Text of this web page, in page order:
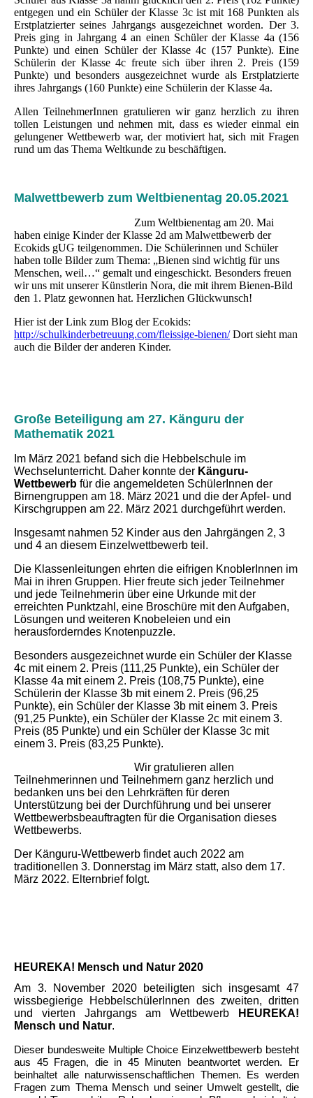
entgegen und ein Schüler der Klasse 3c ist mit 168 Punkten als
Erstplatzierter seines Jahrgangs ausgezeichnet worden. Der 3.
Preis ging in Jahrgang 4 an einen Schüler der Klasse 4a (156
Punkte) und einen Schüler der Klasse 4c (157 Punkte). Eine
Schülerin der Klasse 4c freute sich über ihren 2. Preis (159
Punkte) und besonders ausgezeichnet wurde als Erstplatzierte
ihres Jahrgangs (160 Punkte) eine Schülerin der Klasse 4a.
Allen TeilnehmerInnen gratulieren wir ganz herzlich zu ihren
tollen Leistungen und nehmen mit, dass es wieder einmal ein
gelungener Wettbewerb war, der motiviert hat, sich mit Fragen
rund um das Thema Weltkunde zu beschäftigen.
Malwettbewerb zum Weltbienentag 20.05.2021
Zum Weltbienentag am 20. Mai
haben einige Kinder der Klasse 2d am Malwettbewerb der
Ecokids gUG teilgenommen. Die Schülerinnen und Schüler
haben tolle Bilder zum Thema: „Bienen sind wichtig für uns
Menschen, weil…“ gemalt und eingeschickt. Besonders freuen
wir uns mit unserer Künstlerin Nora, die mit ihrem Bienen-Bild
den 1. Platz gewonnen hat. Herzlichen Glückwunsch!
Hier ist der Link zum Blog der Ecokids:
http://schulkinderbetreuung.com/fleissige-bienen/Dort sieht man
auch die Bilder der anderen Kinder.
Große Beteiligung am 27. Känguru der
Mathematik 2021
Im März 2021 befand sich die Hebbelschule im
Wechselunterricht. Daher konnte der Känguru-
Wettbewerb für die angemeldeten SchülerInnen der
Birnengruppen am 18. März 2021 und die der Apfel- und
Kirschgruppen am 22. März 2021 durchgeführt werden.
Insgesamt nahmen 52 Kinder aus den Jahrgängen 2, 3
und 4 an diesem Einzelwettbewerb teil.
Die Klassenleitungen ehrten die eifrigen KnoblerInnen im
Mai in ihren Gruppen. Hier freute sich jeder Teilnehmer
und jede Teilnehmerin über eine Urkunde mit der
erreichten Punktzahl, eine Broschüre mit den Aufgaben,
Lösungen und weiteren Knobeleien und ein
herausforderndes Knotenpuzzle.
Besonders ausgezeichnet wurde ein Schüler der Klasse
4c mit einem 2. Preis (111,25 Punkte), ein Schüler der
Klasse 4a mit einem 2. Preis (108,75 Punkte), eine
Schülerin der Klasse 3b mit einem 2. Preis (96,25
Punkte), ein Schüler der Klasse 3b mit einem 3. Preis
(91,25 Punkte), ein Schüler der Klasse 2c mit einem 3.
Preis (85 Punkte) und ein Schüler der Klasse 3c mit
einem 3. Preis (83,25 Punkte).
Wir gratulieren allen
Teilnehmerinnen und Teilnehmern ganz herzlich und
bedanken uns bei den Lehrkräften für deren
Unterstützung bei der Durchführung und bei unserer
Wettbewerbsbeauftragten für die Organisation dieses
Wettbewerbs.
Der Känguru-Wettbewerb findet auch 2022 am
traditionellen 3. Donnerstag im März statt, also dem 17.
März 2022. Elternbrief folgt.
HEUREKA! Mensch und Natur 2020
Am 3. November 2020 beteiligten sich insgesamt 47
wissbegierige HebbelschülerInnen des zweiten, dritten
und vierten Jahrgangs am Wettbewerb
HEUREKA!
Mensch und Natur.
Dieser bundesweite Multiple Choice Einzelwettbewerb besteht
aus 45 Fragen, die in 45 Minuten beantwortet werden. Er
beinhaltet alle naturwissenschaftlichen Themen. Es werden
Fragen zum Thema Mensch und seiner Umwelt gestellt, die